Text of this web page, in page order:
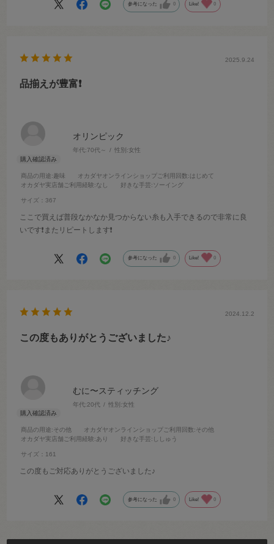
ストレスなくスムーズにお買い物できて大満足です
参考になった 0 Like! 0
オリンピック
年代:70代～ 性別:女性
商品の用途:趣味 オカダヤオンラインショップご利用回数:はじめて
オカダヤ実店舗ご利用経験:なし 好きな手芸:ソーイング
サイズ：367
2025.9.24
品揃えが豊富❗️
ここで買えば普段なかなか見つからない糸も入手できるので非常に良
いです❗️またリピートします❗️
参考になった 0 Like! 0
むに〜スティッチング
年代:20代 性別:女性
商品の用途:その他 オカダヤオンラインショップご利用回数:その他
オカダヤ実店舗ご利用経験:あり 好きな手芸:ししゅう
サイズ：161
2024.12.2
この度もありがとうございました♪
この度もご対応ありがとうございました♪
参考になった 0 Like! 0